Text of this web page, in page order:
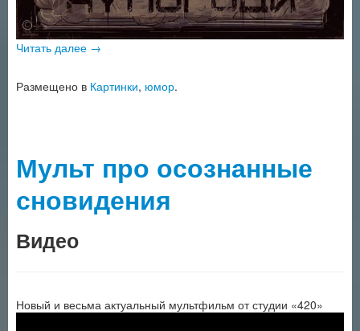
Читать далее →
Размещено в Картинки, юмор.
Мульт про осознанные
сновидения
Видео
Новый и весьма актуальный мультфильм от студии «420»